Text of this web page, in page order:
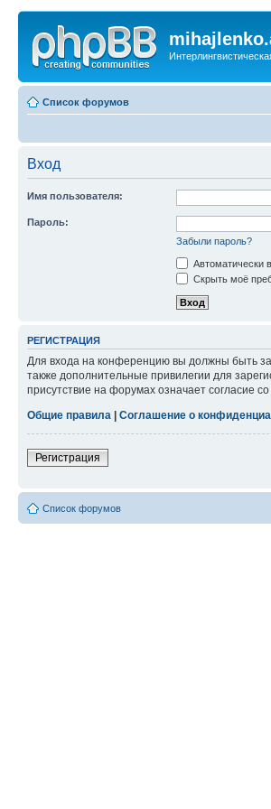
Список форумов
Вход
Имя пользователя:
Пароль:
Забыли пароль?
Автоматически
Скрыть моё
РЕГИСТРАЦИЯ
Для входа на конференцию вы должны быть
также дополнительные привилегии для
присутствие на форумах означает согласие со
Общие правила
Соглашение о
Регистрация
Список форумов